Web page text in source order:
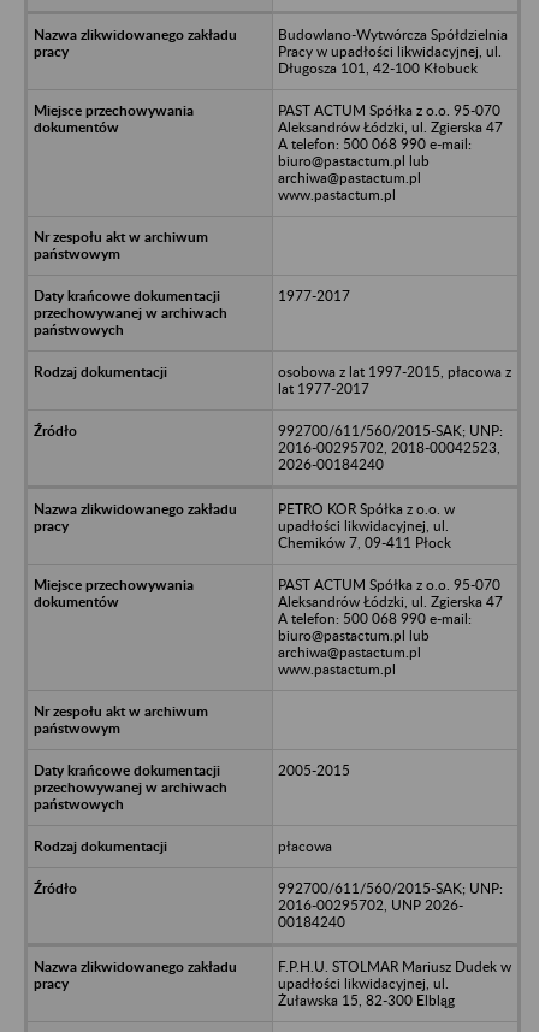
Budowlano-Wytwórcza Spółdzielnia
Pracy w upadłości likwidacyjnej, ul.
Długosza 101, 42-100 Kłobuck
PAST ACTUM Spółka z o.o. 95-070
Aleksandrów Łódzki, ul. Zgierska 47
A telefon: 500 068 990 e-mail:
biuro@pastactum.pl lub
archiwa@pastactum.pl
www.pastactum.pl
1977-2017
osobowa z lat 1997-2015, płacowa z
lat 1977-2017
992700/611/560/2015-SAK; UNP:
2016-00295702, 2018-00042523,
2026-00184240
PETRO KOR Spółka z o.o. w
upadłości likwidacyjnej, ul.
Chemików 7, 09-411 Płock
PAST ACTUM Spółka z o.o. 95-070
Aleksandrów Łódzki, ul. Zgierska 47
A telefon: 500 068 990 e-mail:
biuro@pastactum.pl lub
archiwa@pastactum.pl
www.pastactum.pl
2005-2015
płacowa
992700/611/560/2015-SAK; UNP:
2016-00295702, UNP 2026-
00184240
F.P.H.U. STOLMAR Mariusz Dudek w
upadłości likwidacyjnej, ul.
Żuławska 15, 82-300 Elbląg